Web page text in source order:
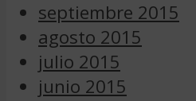
septiembre 2015
agosto 2015
julio 2015
junio 2015